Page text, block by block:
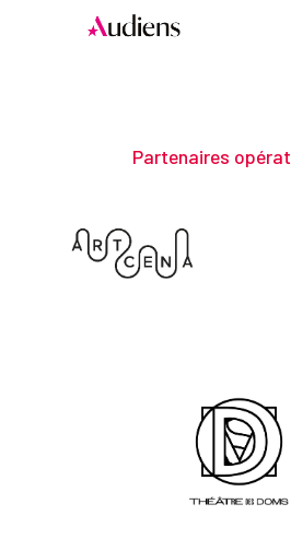
Partenaires